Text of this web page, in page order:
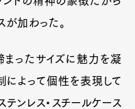
が加わった。
まったサイズに魅力を凝
によって個性を表現して
テンレス・スチールケース